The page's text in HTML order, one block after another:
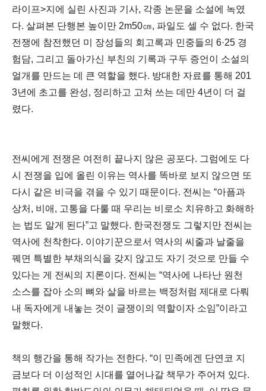
라이프>지에 실린 사진과 기사, 각종 논문을 소설에 녹였
다. 살펴본 단행본 높이만 2m50㎝, 파일도 셀 수 없다. 한국
전쟁에 참전했던 미 장성들의 회고록과 민중들의 6·25 경
험담, 그리고 돌아가신 부친의 기록과 구두 증언이 소설의
얼개를 만드는 데 큰 역할을 했다. 방대한 자료를 통해 201
3년에 초고를 완성, 정리하고 고쳐 쓰는 데만 4년이 더 걸
렸다.
전씨에게 전쟁은 여전히 끝나지 않은 공포다. 그럼에도 다
시 전쟁을 입에 올린 이유는 역사를 똑바로 보지 않으면 또
다시 같은 비극을 겪을 수 있기 때문이다. 전씨는 “아픔과
상처, 비애, 고통을 다룰 때 우리는 비로소 치유하고 화해하
는 법도 알게 된다”고 말했다. 한국전쟁도 그렇지만 전씨는
역사에 천착한다. 이야기꾼으로서 역사의 씨줄과 날줄을
꿰면 특별한 부채의식을 갖지 않고도 자기 것으로 만들 수
있다는 게 전씨의 지론이다. 전씨는 “역사에 나타난 원천
소스를 잡아 소의 뼈와 살을 바르는 백정처럼 제대로 다뤄
내 독자에게 내놓는 것이 글쟁이의 역할이자 소임”이라고
말했다.
책의 행간을 통해 작가는 전한다. “이 민족에겐 단연코 지
금보다 더 이성적인 시대를 열어나갈 책무가 주어져 있다.